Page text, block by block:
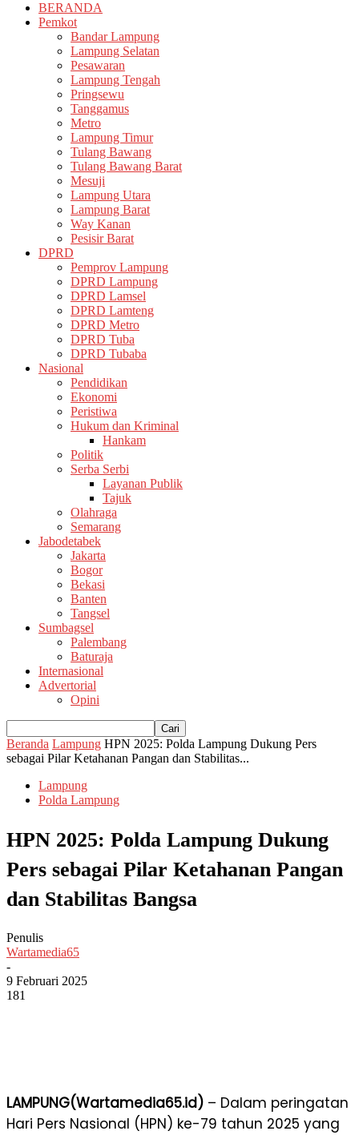
BERANDA
Pemkot
Bandar Lampung
Lampung Selatan
Pesawaran
Lampung Tengah
Pringsewu
Tanggamus
Metro
Lampung Timur
Tulang Bawang
Tulang Bawang Barat
Mesuji
Lampung Utara
Lampung Barat
Way Kanan
Pesisir Barat
DPRD
Pemprov Lampung
DPRD Lampung
DPRD Lamsel
DPRD Lamteng
DPRD Metro
DPRD Tuba
DPRD Tubaba
Nasional
Pendidikan
Ekonomi
Peristiwa
Hukum dan Kriminal
Hankam
Politik
Serba Serbi
Layanan Publik
Tajuk
Olahraga
Semarang
Jabodetabek
Jakarta
Bogor
Bekasi
Banten
Tangsel
Sumbagsel
Palembang
Baturaja
Internasional
Advertorial
Opini
Beranda Lampung HPN 2025: Polda Lampung Dukung Pers
sebagai Pilar Ketahanan Pangan dan Stabilitas...
Lampung
Polda Lampung
HPN 2025: Polda Lampung Dukung
Pers sebagai Pilar Ketahanan Pangan
dan Stabilitas Bangsa
Penulis
Wartamedia65
-
9 Februari 2025
181
LAMPUNG(Wartamedia65.id) – Dalam peringatan
Hari Pers Nasional (HPN) ke-79 tahun 2025 yang